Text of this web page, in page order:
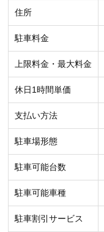
住所
駐車料金
上限料金・最大料金
休日1時間単価
支払い方法
駐車場形態
駐車可能台数
駐車可能車種
駐車割引サービス